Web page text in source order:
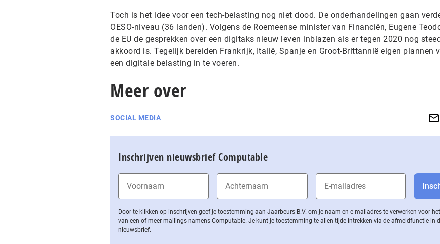
Toch is het idee voor een tech-belasting nog niet dood. De onderhandelingen gaan
OESO-niveau (36 landen). Volgens de Roemeense minister van Financiën, Eugene
de EU de gesprekken over een digitaks nieuw leven inblazen als er tegen 2020 nog
akkoord is. Tegelijk bereiden Frankrijk, Italië, Spanje en Groot-Brittannië eigen plannen
een digitale belasting in te voeren.
Meer over
SOCIAL MEDIA
Inschrijven nieuwsbrief Computable
Door te klikken op inschrijven geef je toestemming aan Jaarbeurs B.V. om je naam en e-mailadres te verwerken voor
van een of meer mailings namens Computable. Je kunt je toestemming te allen tijde intrekken via de af­meld­func­tie in
nieuwsbrief.